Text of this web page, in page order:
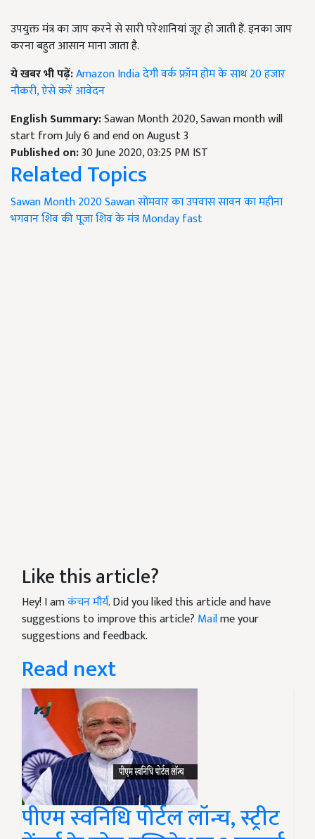
उपयुक्त मंत्र का जाप करने से सारी परेशानियां जूर हो जाती हैं. इनका जाप
करना बहुत आसान माना जाता है.
ये खबर भी पढ़ें:Amazon India देगी वर्क फ्रॉम होम के साथ 20 हजार
नौकरी, ऐसे करें आवेदन
English Summary:Sawan Month 2020, Sawan month will
start from July 6 and end on August 3
Published on:30 June 2020, 03:25 PM IST
Related Topics
Sawan Month 2020Sawanसोमवार का उपवाससावन का महीना
भगवान शिव की पूजाशिव के मंत्रMonday fast
Like this article?
Hey! I amकंचन मौर्य. Did you liked this article and have
suggestions to improve this article? Mailme your
suggestions and feedback.
Read next
पीएम स्वनिधि पोर्टल लॉन्च, स्ट्रीट